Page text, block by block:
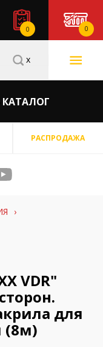
0 0
КАТАЛОГ
x
РАСПРОДАЖА
›
VDR"
для
(8м)